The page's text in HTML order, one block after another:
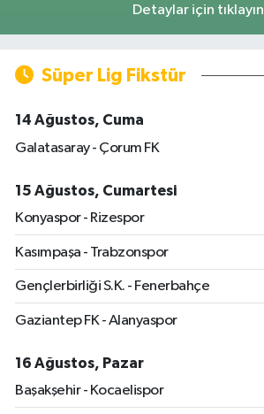
Detaylar için tıklayın
Süper Lig Fikstür
14 Ağustos, Cuma
Galatasaray - Çorum FK
15 Ağustos, Cumartesi
Konyaspor - Rizespor
Kasımpaşa - Trabzonspor
Gençlerbirliği S.K. - Fenerbahçe
Gaziantep FK - Alanyaspor
16 Ağustos, Pazar
Başakşehir - Kocaelispor